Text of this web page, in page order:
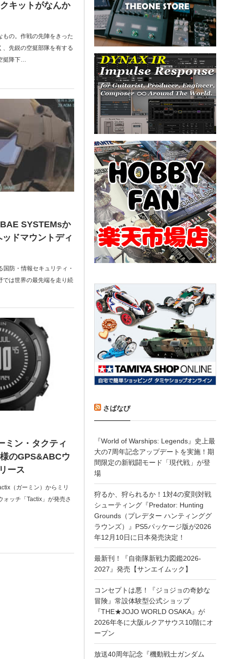
キットがなんか
もの。作戦の先陣をきった
、先鋭の空挺部隊を有する
挺降下…
SYSTEMsか
ドマウントディ
国防・情報セキュリティ・
では世界の最先端を走り続
ミン・タクティ
のGPS&ABCウ
ース
（ガーミン）からミリ
ォッチ「Tactix」が発売さ
さばなび
『World of Warships: Legends』史上最
大の7周年記念アップデートを実施！期
間限定の新戦闘モード「現代戦」が登
場
狩るか、狩られるか！1対4の変則対戦
シューティング『Predator: Hunting
Grounds（プレデター ハンティンググ
ラウンズ）』PS5パッケージ版が2026
年12月10日に日本発売決定！
最新刊！『自衛隊新戦力図鑑2026-
2027』発売【サンエイムック】
コンセプトは悪！『ジョジョの奇妙な
冒険』常設体験型公式ショップ
『THE★JOJO WORLD OSAKA』が
2026年冬に大阪ルクアサウス10階にオ
ープン
放送40周年記念『機動戦士ガンダム